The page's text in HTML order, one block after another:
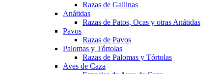
Razas de Gallinas
Anátidas
Razas de Patos, Ocas y otras Anátidas
Pavos
Razas de Pavos
Palomas y Tórtolas
Razas de Palomas y Tórtolas
Aves de Caza